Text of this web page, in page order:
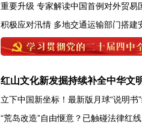
重要升级 专家解读中国首例对外贸易
积极应对汛情 多地交通运输部门搭建
红山文化新发掘持续补全中华文
立下中国新坐标！最新版月球“说明书
“荒岛改造”自由惬意？已触碰法律红